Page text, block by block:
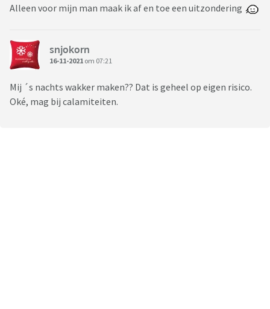
Alleen voor mijn man maak ik af en toe een uitzondering
snjokorn
16-11-2021 om 07:21
Mij ´s nachts wakker maken?? Dat is geheel op eigen risico.
Oké, mag bij calamiteiten.